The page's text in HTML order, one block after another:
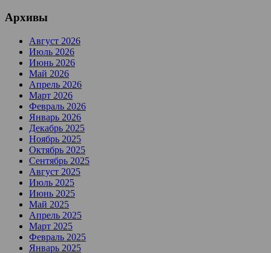
Архивы
Август 2026
Июль 2026
Июнь 2026
Май 2026
Апрель 2026
Март 2026
Февраль 2026
Январь 2026
Декабрь 2025
Ноябрь 2025
Октябрь 2025
Сентябрь 2025
Август 2025
Июль 2025
Июнь 2025
Май 2025
Апрель 2025
Март 2025
Февраль 2025
Январь 2025